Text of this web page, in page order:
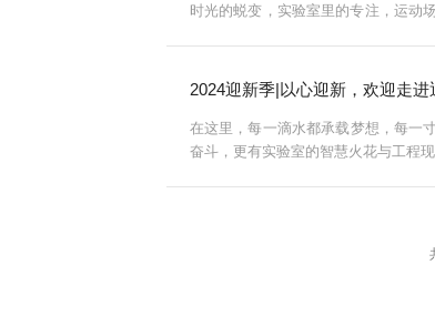
时光的蜕变，实验室里的专注，运动
2024迎新季|以心迎新，欢迎走进
在这里，每一滴水都承载梦想，每一
奋斗，更有实验室的智慧火花与工程